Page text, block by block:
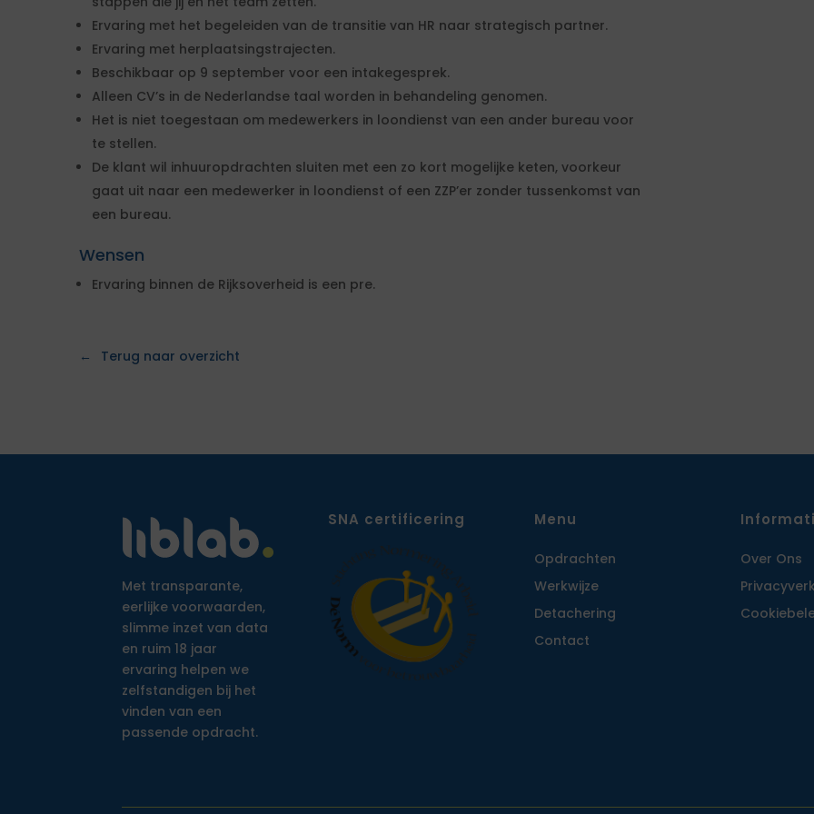
Ervaring met het begeleiden van de transitie van HR naar strategisch partner.
Ervaring met herplaatsingstrajecten.
Beschikbaar op 9 september voor een intakegesprek.
Alleen CV’s in de Nederlandse taal worden in behandeling genomen.
Het is niet toegestaan om medewerkers in loondienst van een ander bureau voor
te stellen.
De klant wil inhuuropdrachten sluiten met een zo kort mogelijke keten, voorkeur
gaat uit naar een medewerker in loondienst of een ZZP’er zonder tussenkomst van
een bureau.
Wensen
Ervaring binnen de Rijksoverheid is een pre.
Terug naar overzicht
Met transparante,
eerlijke voorwaarden,
slimme inzet van data
en ruim 18 jaar
ervaring helpen we
zelfstandigen bij het
vinden van een
passende opdracht.
SNA certificering Menu
Opdrachten
Werkwijze
Detachering
Contact
Over Ons